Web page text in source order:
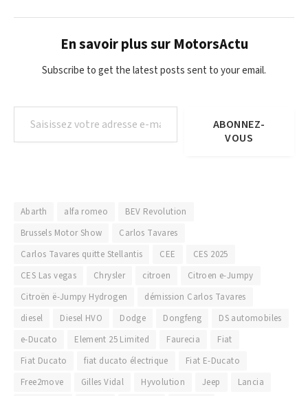
En savoir plus sur MotorsActu
Subscribe to get the latest posts sent to your email.
Saisissez votre adresse e-mail…
ABONNEZ-
VOUS
Abarth alfa romeo
BEV Revolution
Brussels Motor Show
Carlos Tavares
Carlos Tavares quitte Stellantis
CEE
CES 2025
CES Las vegas
Chrysler citroen
Citroen e-Jumpy
Citroën ë-Jumpy Hydrogen
démission Carlos Tavares
diesel
Diesel HVO Dodge Dongfeng
DS automobiles
e-Ducato
Element 25 Limited Faurecia
Fiat
Fiat Ducato
fiat ducato électrique
Fiat E-Ducato
Free2move
Gilles Vidal Hyvolution Jeep
Lancia